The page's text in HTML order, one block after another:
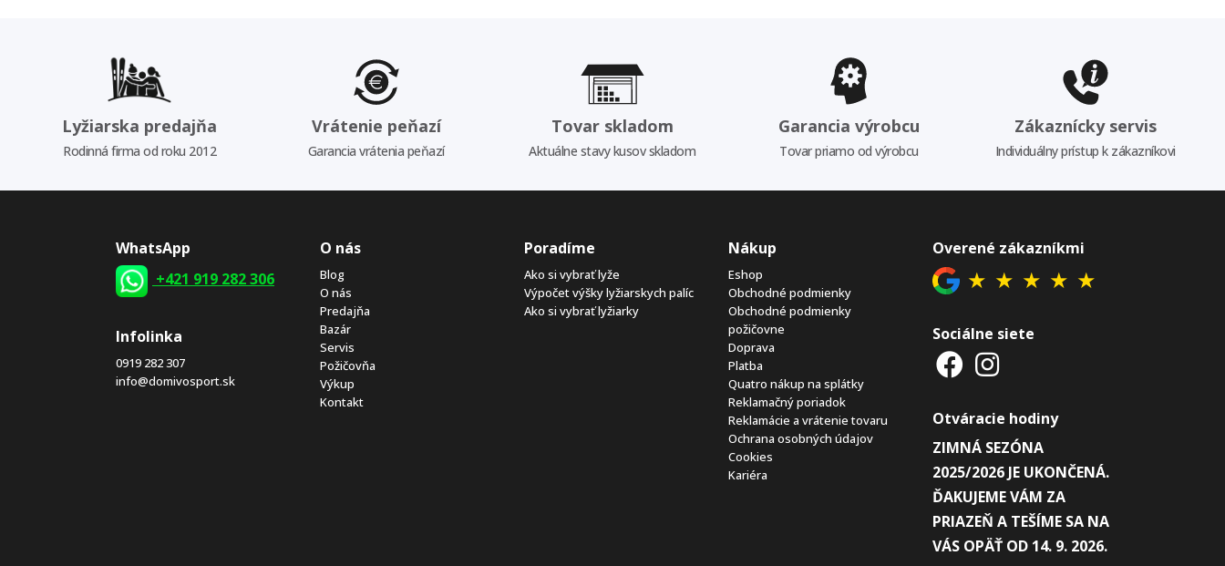
Lyžiarska predajňa
Rodinná firma od roku 2012
Vrátenie peňazí
Garancia vrátenia peňazí
Tovar skladom
Aktuálne stavy kusov skladom
Garancia výrobcu
Tovar priamo od výrobcu
Zákaznícky servis
Individuálny prístup k zákazníkovi
WhatsApp
+421 919 282 306
Infolinka
0919 282 307
info@domivosport.sk
O nás
Blog
O nás
Predajňa
Bazár
Servis
Požičovňa
Výkup
Kontakt
Poradíme
Ako si vybrať lyže
Výpočet výšky lyžiarskych palíc
Ako si vybrať lyžiarky
Nákup
Eshop
Obchodné podmienky
Obchodné podmienky
požičovne
Doprava
Platba
Quatro nákup na splátky
Reklamačný poriadok
Reklamácie a vrátenie tovaru
Ochrana osobných údajov
Cookies
Kariéra
Overené zákazníkmi
★ ★ ★ ★ ★
Sociálne siete
Otváracie hodiny
ZIMNÁ SEZÓNA
2025/2026 JE UKONČENÁ.
ĎAKUJEME VÁM ZA
PRIAZEŇ A TEŠÍME SA NA
VÁS OPÄŤ OD 14. 9. 2026.